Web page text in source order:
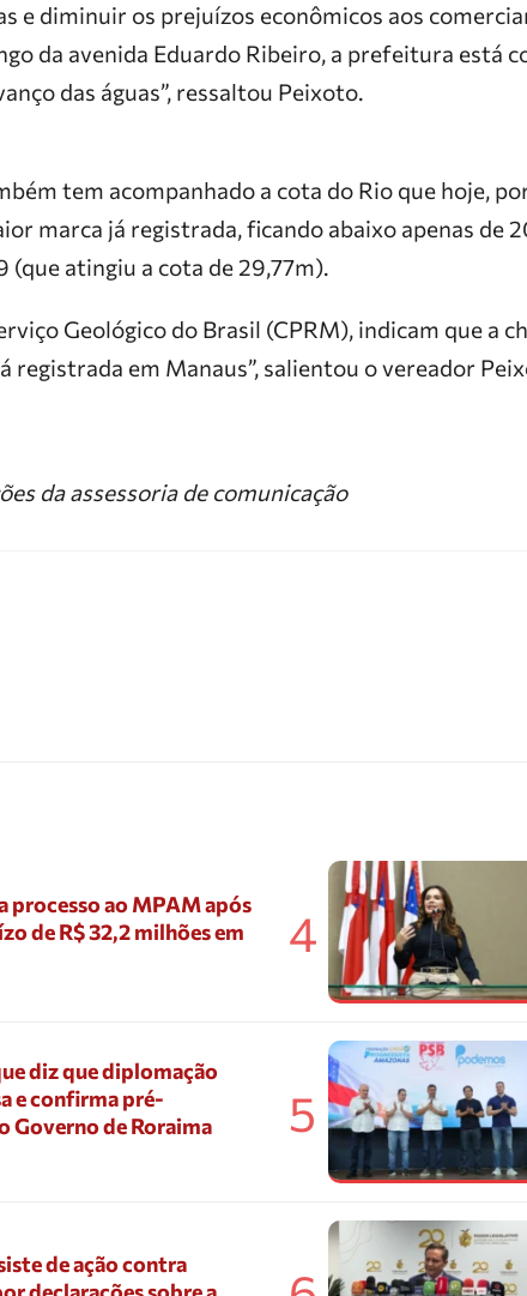
e diminuir os prejuízos econômicos aos
da avenida Eduardo Ribeiro, a prefeitura está
das águas”, ressaltou Peixoto.
tem acompanhado a cota do Rio que hoje,
marca já registrada, ficando abaixo apenas de
(que atingiu a cota de 29,77m).
Geológico do Brasil (CPRM), indicam que a
registrada em Manaus”, salientou o vereador
da assessoria de comunicação
processo ao MPAM após
de R$ 32,2 milhões em
diz que diplomação
e confirma pré-
Governo de Roraima
de ação contra
4
5